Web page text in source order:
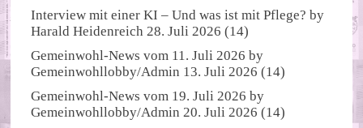
Interview mit einer KI – Und was ist mit Pflege? by
Harald Heidenreich 28. Juli 2026 (14)
Gemeinwohl-News vom 11. Juli 2026 by
Gemeinwohllobby/Admin 13. Juli 2026 (14)
Gemeinwohl-News vom 19. Juli 2026 by
Gemeinwohllobby/Admin 20. Juli 2026 (14)